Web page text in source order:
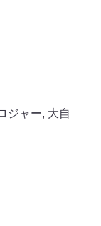
ジャー, 大自